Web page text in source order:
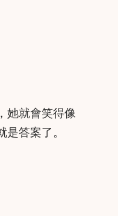
她就會笑得像
答案了。